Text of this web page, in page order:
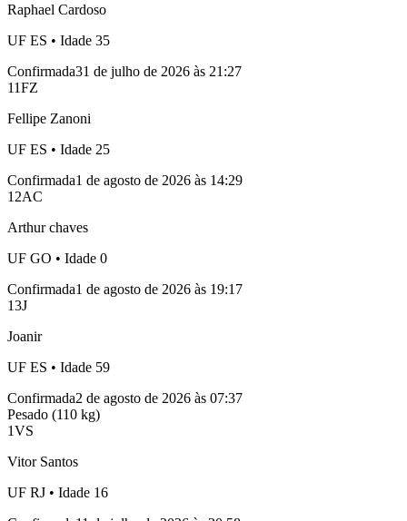
Raphael Cardoso
UF ES • Idade 35
Confirmada31 de julho de 2026 às 21:27
11FZ
Fellipe Zanoni
UF ES • Idade 25
Confirmada1 de agosto de 2026 às 14:29
12AC
Arthur chaves
UF GO • Idade 0
Confirmada1 de agosto de 2026 às 19:17
13J
Joanir
UF ES • Idade 59
Confirmada2 de agosto de 2026 às 07:37
Pesado (110 kg)
1VS
Vitor Santos
UF RJ • Idade 16